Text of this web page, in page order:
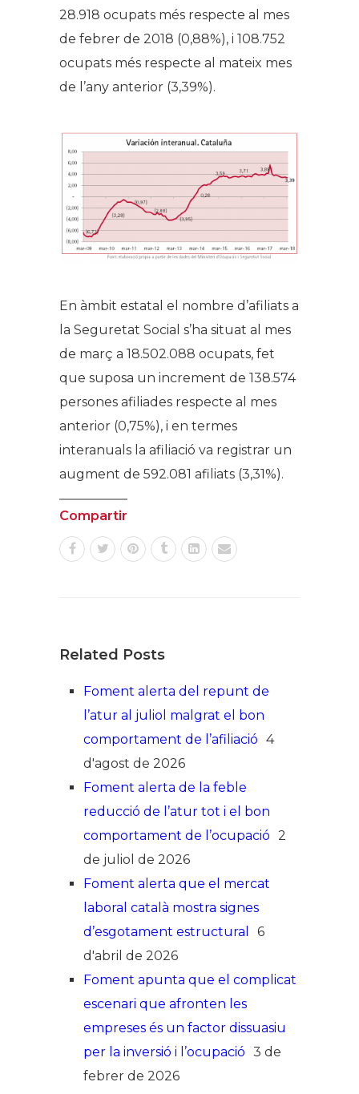
28.918 ocupats més respecte al mes
de febrer de 2018 (0,88%), i 108.752
ocupats més respecte al mateix mes
de l’any anterior (3,39%).
En àmbit estatal el nombre d’afiliats a
la Seguretat Social s’ha situat al mes
de març a 18.502.088 ocupats, fet
que suposa un increment de 138.574
persones afiliades respecte al mes
anterior (0,75%), i en termes
interanuals la afiliació va registrar un
augment de 592.081 afiliats (3,31%).
Compartir
Related Posts
Foment alerta del repunt de
l’atur al juliol malgrat el bon
comportament de l’afiliació 4
d'agost de 2026
Foment alerta de la feble
reducció de l’atur tot i el bon
comportament de l’ocupació 2
de juliol de 2026
Foment alerta que el mercat
laboral català mostra signes
d’esgotament estructural
6
d'abril de 2026
Foment apunta que el complicat
escenari que afronten les
empreses és un factor dissuasiu
per la inversió i l’ocupació 3 de
febrer de 2026